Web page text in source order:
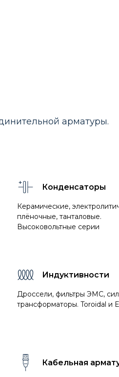
арматуры.
Конденсаторы
Керамические,
плёночные, танталовые.
Высоковольтные серии
Индуктивности
Дроссели, фильтры ЭМС,
трансформаторы. Toroidal и
Кабельная